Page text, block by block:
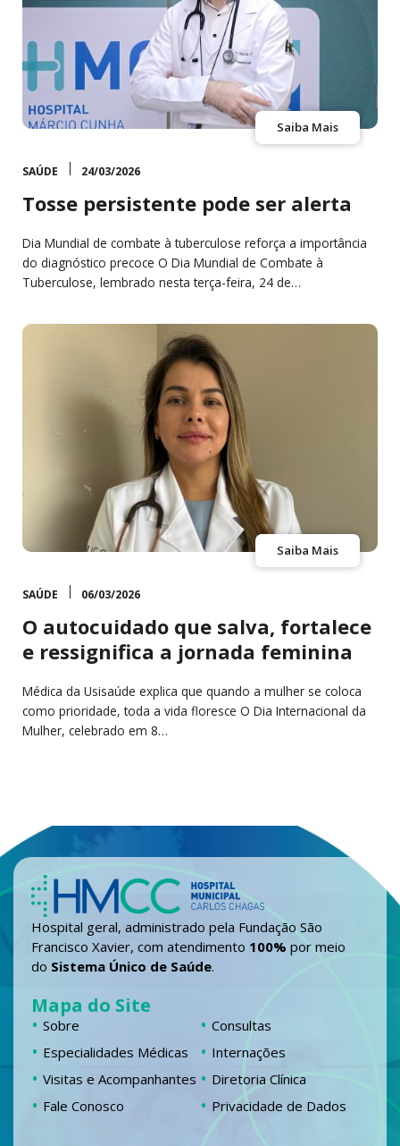
Saiba Mais
SAÚDE 24/03/2026
Tosse persistente pode ser alerta
Dia Mundial de combate à tuberculose reforça a importância
do diagnóstico precoce O Dia Mundial de Combate à
Tuberculose, lembrado nesta terça-feira, 24 de…
Saiba Mais
SAÚDE 06/03/2026
O autocuidado que salva, fortalece
e ressignifica a jornada feminina
Médica da Usisaúde explica que quando a mulher se coloca
como prioridade, toda a vida floresce O Dia Internacional da
Mulher, celebrado em 8…
Hospital geral, administrado pela Fundação São
Francisco Xavier, com atendimento 100% por meio
do Sistema Único de Saúde.
Mapa do Site
Sobre
Consultas
Especialidades Médicas
Internações
Visitas e Acompanhantes
Diretoria Clínica
Fale Conosco
Privacidade de Dados